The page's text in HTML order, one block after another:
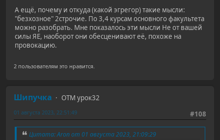
А ещё, почему и откуда (какой эгрегор) такие мысли:
"безхозное" 2строчие. По 3,4 курсам основного факультета
можно разобрать. Мне показалось эти мысли Не от вашей
силы ЯЕ, наоборот они обесценивают её, похоже на
провокацию.
2 пользователям это нравится.
Шипучка
ОТМ урок32
#108
01 августа 2023, 22:51:49
Цитата: Aron от 01 августа 2023, 21:09:29